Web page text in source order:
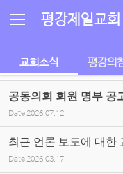
평강제일교회
교회소식 평강의
공동의회 회원 명부 공
Date 2026.07.12
최근 언론 보도에 대한
Date 2026.03.17